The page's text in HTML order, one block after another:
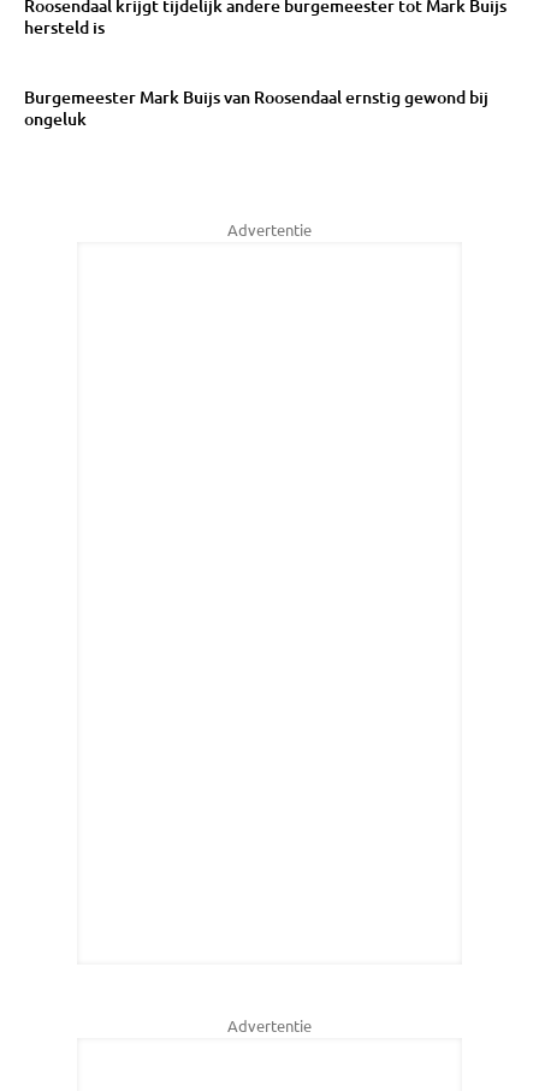
Roosendaal krijgt tijdelijk andere burgemeester tot Mark Buijs
hersteld is
Burgemeester Mark Buijs van Roosendaal ernstig gewond bij
ongeluk
Advertentie
Advertentie